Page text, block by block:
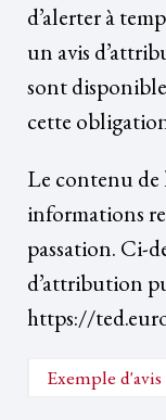
d’alerter à
un avis
sont
cette
Le contenu de
informations
passation. Ci-
d’attribution
https://
Exemple